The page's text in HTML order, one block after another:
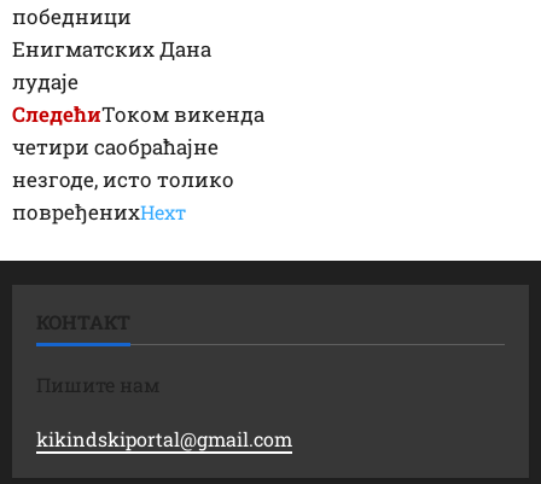
победници
Енигматских Дана
лудаје
СледећиТоком викенда
четири саобраћајне
незгоде, исто толико
повређенихНеxт
КОНТАКТ
Пишите нам
kikindskiportal@gmail.com